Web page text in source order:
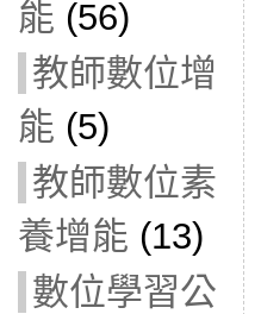
能 (56)
教師數位增
能 (5)
教師數位素
養增能 (13)
數位學習公